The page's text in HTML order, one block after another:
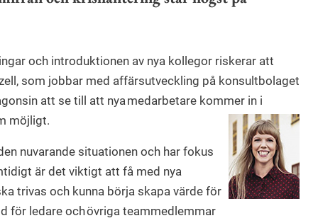
och introduktionen av nya kollegor riskerar att
som jobbar med affärsutveckling på konsultbolaget
att se till att nya medarbetare kommer in i
möjligt.
nuvarande situationen och har fokus
är det viktigt att få med nya
trivas och kunna börja skapa värde för
för ledare och övriga teammedlemmar